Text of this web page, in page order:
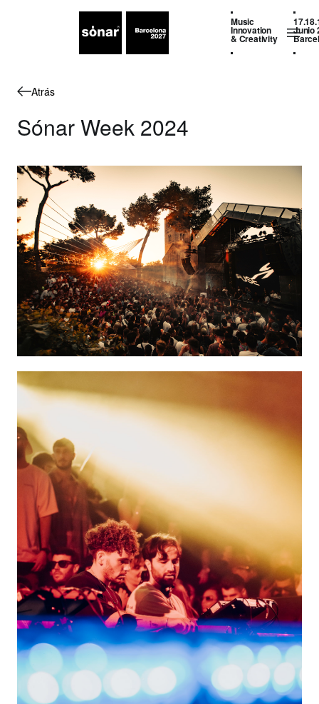
Music
Innovation
& Creativity
Junio
Atrás
Sónar Week 2024